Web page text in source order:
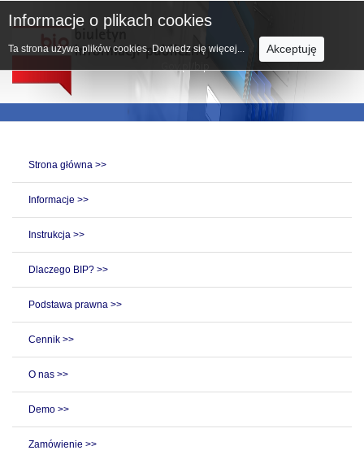
Strona główna >>
Informacje >>
Instrukcja >>
Dlaczego BIP? >>
Podstawa prawna >>
Cennik >>
O nas >>
Demo >>
Zamówienie >>
Informacje o plikach cookies
Ta strona używa plików cookies. Dowiedz się więcej... Akceptuję